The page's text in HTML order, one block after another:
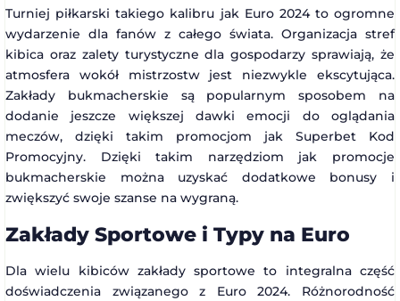
Turniej piłkarski takiego kalibru jak Euro 2024 to ogromne
wydarzenie dla fanów z całego świata. Organizacja stref
kibica oraz zalety turystyczne dla gospodarzy sprawiają, że
atmosfera wokół mistrzostw jest niezwykle ekscytująca.
Zakłady bukmacherskie są popularnym sposobem na
dodanie jeszcze większej dawki emocji do oglądania
meczów, dzięki takim promocjom jak Superbet Kod
Promocyjny. Dzięki takim narzędziom jak promocje
bukmacherskie można uzyskać dodatkowe bonusy i
zwiększyć swoje szanse na wygraną.
Zakłady Sportowe i Typy na Euro
Dla wielu kibiców zakłady sportowe to integralna część
doświadczenia związanego z Euro 2024. Różnorodność